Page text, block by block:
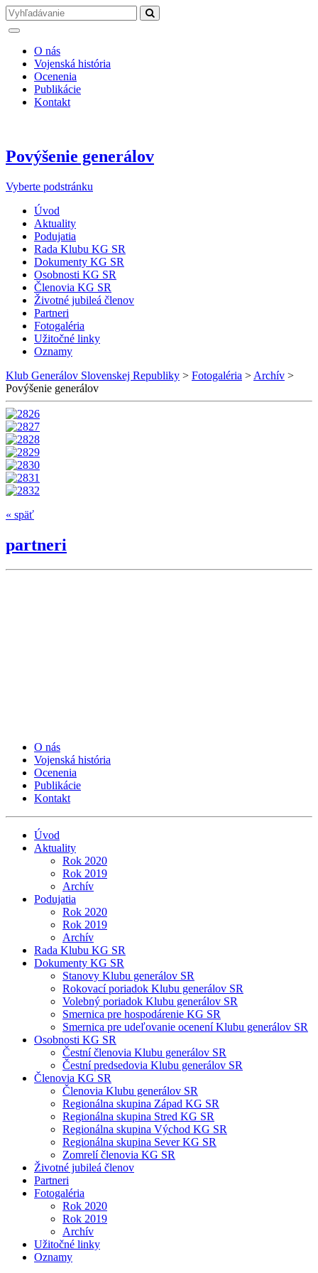
O nás
Vojenská história
Ocenenia
Publikácie
Kontakt
Povýšenie generálov
Vyberte podstránku
Úvod
Aktuality
Podujatia
Rada Klubu KG SR
Dokumenty KG SR
Osobnosti KG SR
Členovia KG SR
Životné jubileá členov
Partneri
Fotogaléria
Užitočné linky
Oznamy
Klub Generálov Slovenskej Republiky > Fotogaléria > Archív >
Povýšenie generálov
« späť
partneri
O nás
Vojenská história
Ocenenia
Publikácie
Kontakt
Úvod
Aktuality
Rok 2020
Rok 2019
Archív
Podujatia
Rok 2020
Rok 2019
Archív
Rada Klubu KG SR
Dokumenty KG SR
Stanovy Klubu generálov SR
Rokovací poriadok Klubu generálov SR
Volebný poriadok Klubu generálov SR
Smernica pre hospodárenie KG SR
Smernica pre udeľovanie ocenení Klubu generálov SR
Osobnosti KG SR
Čestní členovia Klubu generálov SR
Čestní predsedovia Klubu generálov SR
Členovia KG SR
Členovia Klubu generálov SR
Regionálna skupina Západ KG SR
Regionálna skupina Stred KG SR
Regionálna skupina Východ KG SR
Regionálna skupina Sever KG SR
Zomrelí členovia KG SR
Životné jubileá členov
Partneri
Fotogaléria
Rok 2020
Rok 2019
Archív
Užitočné linky
Oznamy